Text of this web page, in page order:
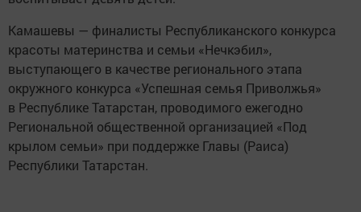
Камашевы — финалисты Республиканского конкурса
красоты материнства и семьи «Нечкэбил»,
выступающего в качестве регионального этапа
окружного конкурса «Успешная семья Приволжья»
в Республике Татарстан, проводимого ежегодно
Региональной общественной организацией «Под
крылом семьи» при поддержке Главы (Раиса)
Республики Татарстан.